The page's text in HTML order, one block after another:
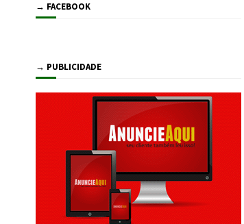
→ FACEBOOK
→ PUBLICIDADE